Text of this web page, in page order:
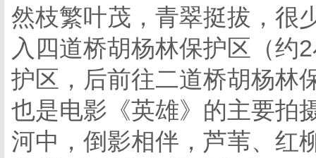
然枝繁叶茂，青翠挺拔，很
入四道桥胡杨林保护区（约
护区，后前往二道桥胡杨林
也是电影《英雄》的主要拍
河中，倒影相伴，芦苇、红